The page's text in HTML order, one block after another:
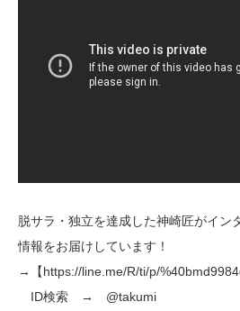
脱サラ・独立を達成した神崎匠がイン
情報をお届けしています！
→【https://line.me/R/ti/p/
ID検索 → @takumi